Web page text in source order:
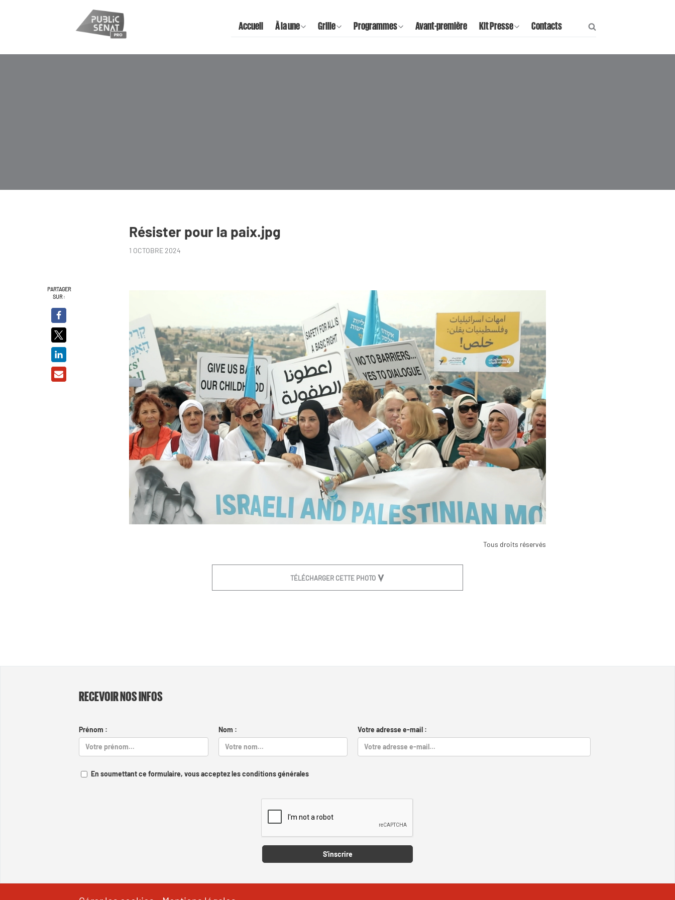
Accueil À la une Grille Programmes Avant-première Kit Presse Contacts
Résister pour la paix.jpg
1 OCTOBRE 2024
PARTAGER
SUR :
Tous droits réservés
TÉLÉCHARGER CETTE PHOTO
RECEVOIR NOS INFOS
Prénom : Nom : Votre adresse e-mail :
En soumettant ce formulaire, vous acceptez les conditions générales
S'inscrire